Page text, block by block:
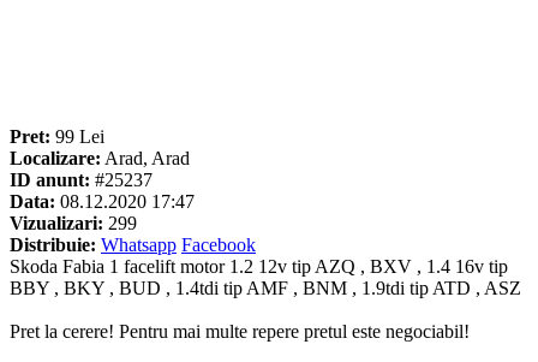
Pret: 99 Lei
Localizare: Arad, Arad
ID anunt: #25237
Data: 08.12.2020 17:47
Vizualizari: 299
Distribuie: Whatsapp Facebook
Skoda Fabia 1 facelift motor 1.2 12v tip AZQ , BXV , 1.4 16v tip
BBY , BKY , BUD , 1.4tdi tip AMF , BNM , 1.9tdi tip ATD , ASZ
Pret la cerere! Pentru mai multe repere pretul este negociabil!